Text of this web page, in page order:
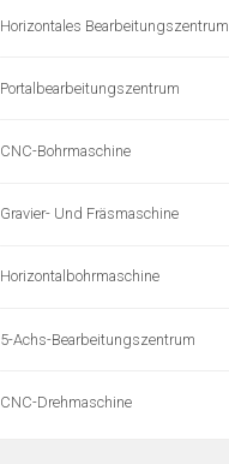
Horizontales Bearbeitungszentrum
Portalbearbeitungszentrum
CNC-Bohrmaschine
Gravier- Und Fräsmaschine
Horizontalbohrmaschine
5-Achs-Bearbeitungszentrum
CNC-Drehmaschine